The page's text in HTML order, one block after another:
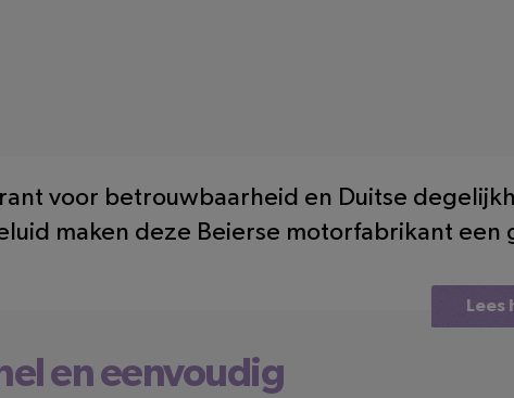
voor betrouwbaarheid en Duitse
maken deze Beierse motorfabrikant een
Lees
en eenvoudig